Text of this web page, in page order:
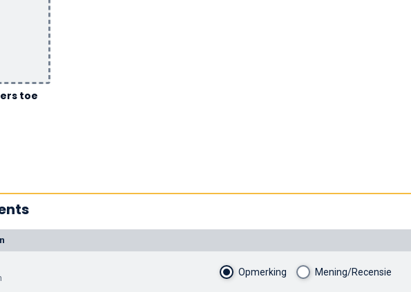
toe
Opmerking Mening/Recensie